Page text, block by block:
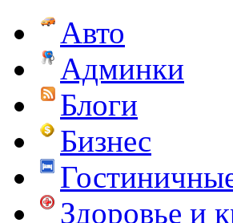
Авто
Админки
Блоги
Бизнес
Здоровье и